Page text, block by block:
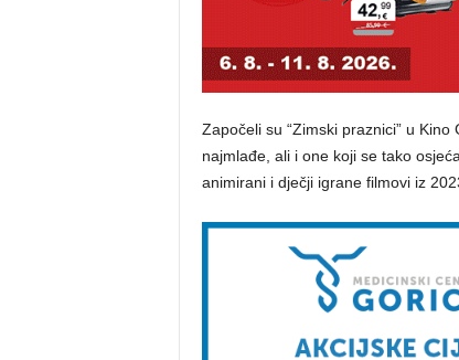
Započeli su “Zimski praznici” u
najmlađe, ali i one koji se tako
animirani i dječji igrane filmovi iz